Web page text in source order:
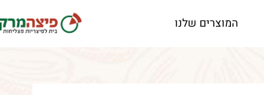
המוצרים שלנו